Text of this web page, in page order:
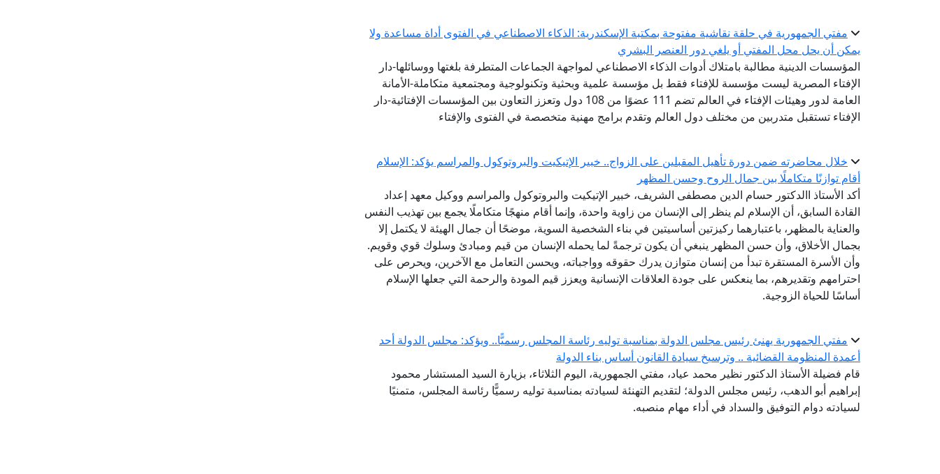
مفتي الجمهورية في حلقة نقاشية مفتوحة بمكتبة الإسكندرية: الذكاء الاصطناعي في الفتوى أداة مساعدة ولا
يمكن أن يحل محل المفتي أو يلغي دور العنصر البشري
المؤسسات الدينية مطالبة بامتلاك أدوات الذكاء الاصطناعي لمواجهة الجماعات المتطرفة بلغتها ووسائلها-دار
الإفتاء المصرية ليست مؤسسة للإفتاء فقط بل مؤسسة علمية وبحثية وتكنولوجية ومجتمعية متكاملة-الأمانة
العامة لدور وهيئات الإفتاء في العالم تضم 111 عضوًا من 108 دول وتعزز التعاون بين المؤسسات الإفتائية-دار
الإفتاء تستقبل متدربين من مختلف دول العالم وتقدم برامج مهنية متخصصة في الفتوى والإفتاء
خلال محاضرته ضمن دورة تأهيل المقبلين على الزواج.. خبير الإتيكيت والبروتوكول والمراسم يؤكد: الإسلام
أقام توازنًا متكاملًا بين جمال الروح وحسن المظهر
أكد الأستاذ االدكتور حسام الدين مصطفى الشريف، خبير الإتيكيت والبروتوكول والمراسم ووكيل معهد إعداد
القادة السابق، أن الإسلام لم ينظر إلى الإنسان من زاوية واحدة، وإنما أقام منهجًا متكاملًا يجمع بين تهذيب النفس
والعناية بالمظهر، باعتبارهما ركيزتين أساسيتين في بناء الشخصية السوية، موضحًا أن جمال الهيئة لا يكتمل إلا
بجمال الأخلاق، وأن حسن المظهر ينبغي أن يكون ترجمةً لما يحمله الإنسان من قيم ومبادئ وسلوك قوي وقويم.
وأن الأسرة المستقرة تبدأ من إنسان متوازن يدرك حقوقه وواجباته، ويحسن التعامل مع الآخرين، ويحرص على
احترامهم وتقديرهم، بما ينعكس على جودة العلاقات الإنسانية ويعزز قيم المودة والرحمة التي جعلها الإسلام
أساسًا للحياة الزوجية.
مفتي الجمهورية يهنئ رئيس مجلس الدولة بمناسبة توليه رئاسة المجلس رسميًّا.. ويؤكد: مجلس الدولة أحد
أعمدة المنظومة القضائية .. وترسيخ سيادة القانون أساس بناء الدولة
قام فضيلة الأستاذ الدكتور نظير محمد عياد، مفتي الجمهورية، اليوم الثلاثاء، بزيارة السيد المستشار محمود
إبراهيم أبو الدهب، رئيس مجلس الدولة؛ لتقديم التهنئة لسيادته بمناسبة توليه رسميًّا رئاسة المجلس، متمنيًا
لسيادته دوام التوفيق والسداد في أداء مهام منصبه.